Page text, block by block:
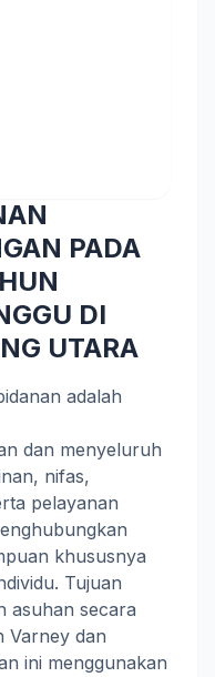
PADA
DI
UTARA
adalah
dan menyeluruh
nifas,
pelayanan
khususnya
Tujuan
asuhan secara
Varney dan
ini menggunakan